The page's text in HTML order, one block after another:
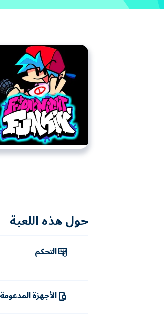
يمكنك هنا لعب Friday Night Funkin'. لعبة Friday Night Funkin' واحدة من ألعاب ألعاب المهارة المختارة.
حول هذه اللعبة
التحكم
الأجهزة المدعومة